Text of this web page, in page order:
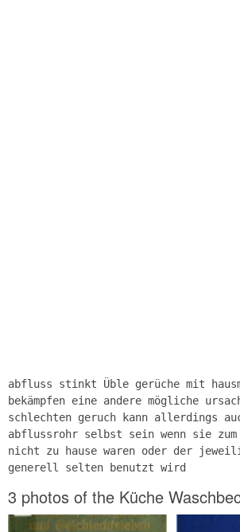
abfluss stinkt Üble gerüche mit
bekämpfen eine andere mögliche
schlechten geruch kann allerdings
abflussrohr selbst sein wenn sie
nicht zu hause waren oder der
generell selten benutzt wird
3 photos of the Küche